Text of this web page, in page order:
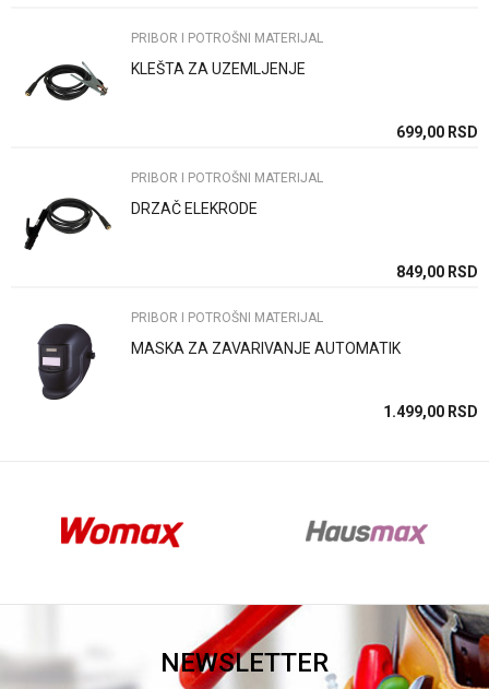
WOMAX
Poruka
Anti-spam zaštita - izračunajte koliko je 6 - 1 :
POŠALJI
PRIBOR I POTROŠNI MATERIJAL
KLEŠTA ZA UZEMLJENJE
699,00 RSD
PRIBOR I POTROŠNI MATERIJAL
DRZAČ ELEKRODE
849,00 RSD
PRIBOR I POTROŠNI MATERIJAL
MASKA ZA ZAVARIVANJE AUTOMATIK
1.499,00 RSD
NEWSLETTER